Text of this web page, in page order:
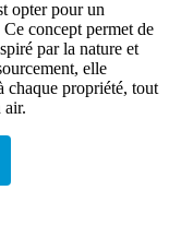
opter pour un
concept permet de
par la nature et
elle
chaque propriété, tout
air.